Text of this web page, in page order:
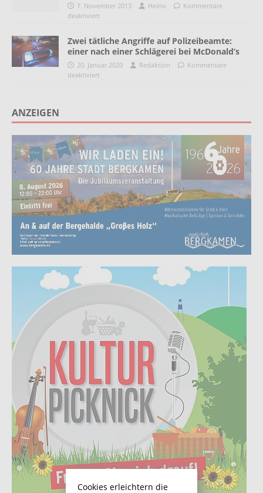
7. November 2013 Heino
Kommentare
deaktiviert
Zwei tätliche Angriffe auf Polizeibeamte:
einer nach einer Schlägerei bei McDonald’s
20. Januar 2020 Redaktion
Kommentare
deaktiviert
ANZEIGEN
Cookies erleichtern die